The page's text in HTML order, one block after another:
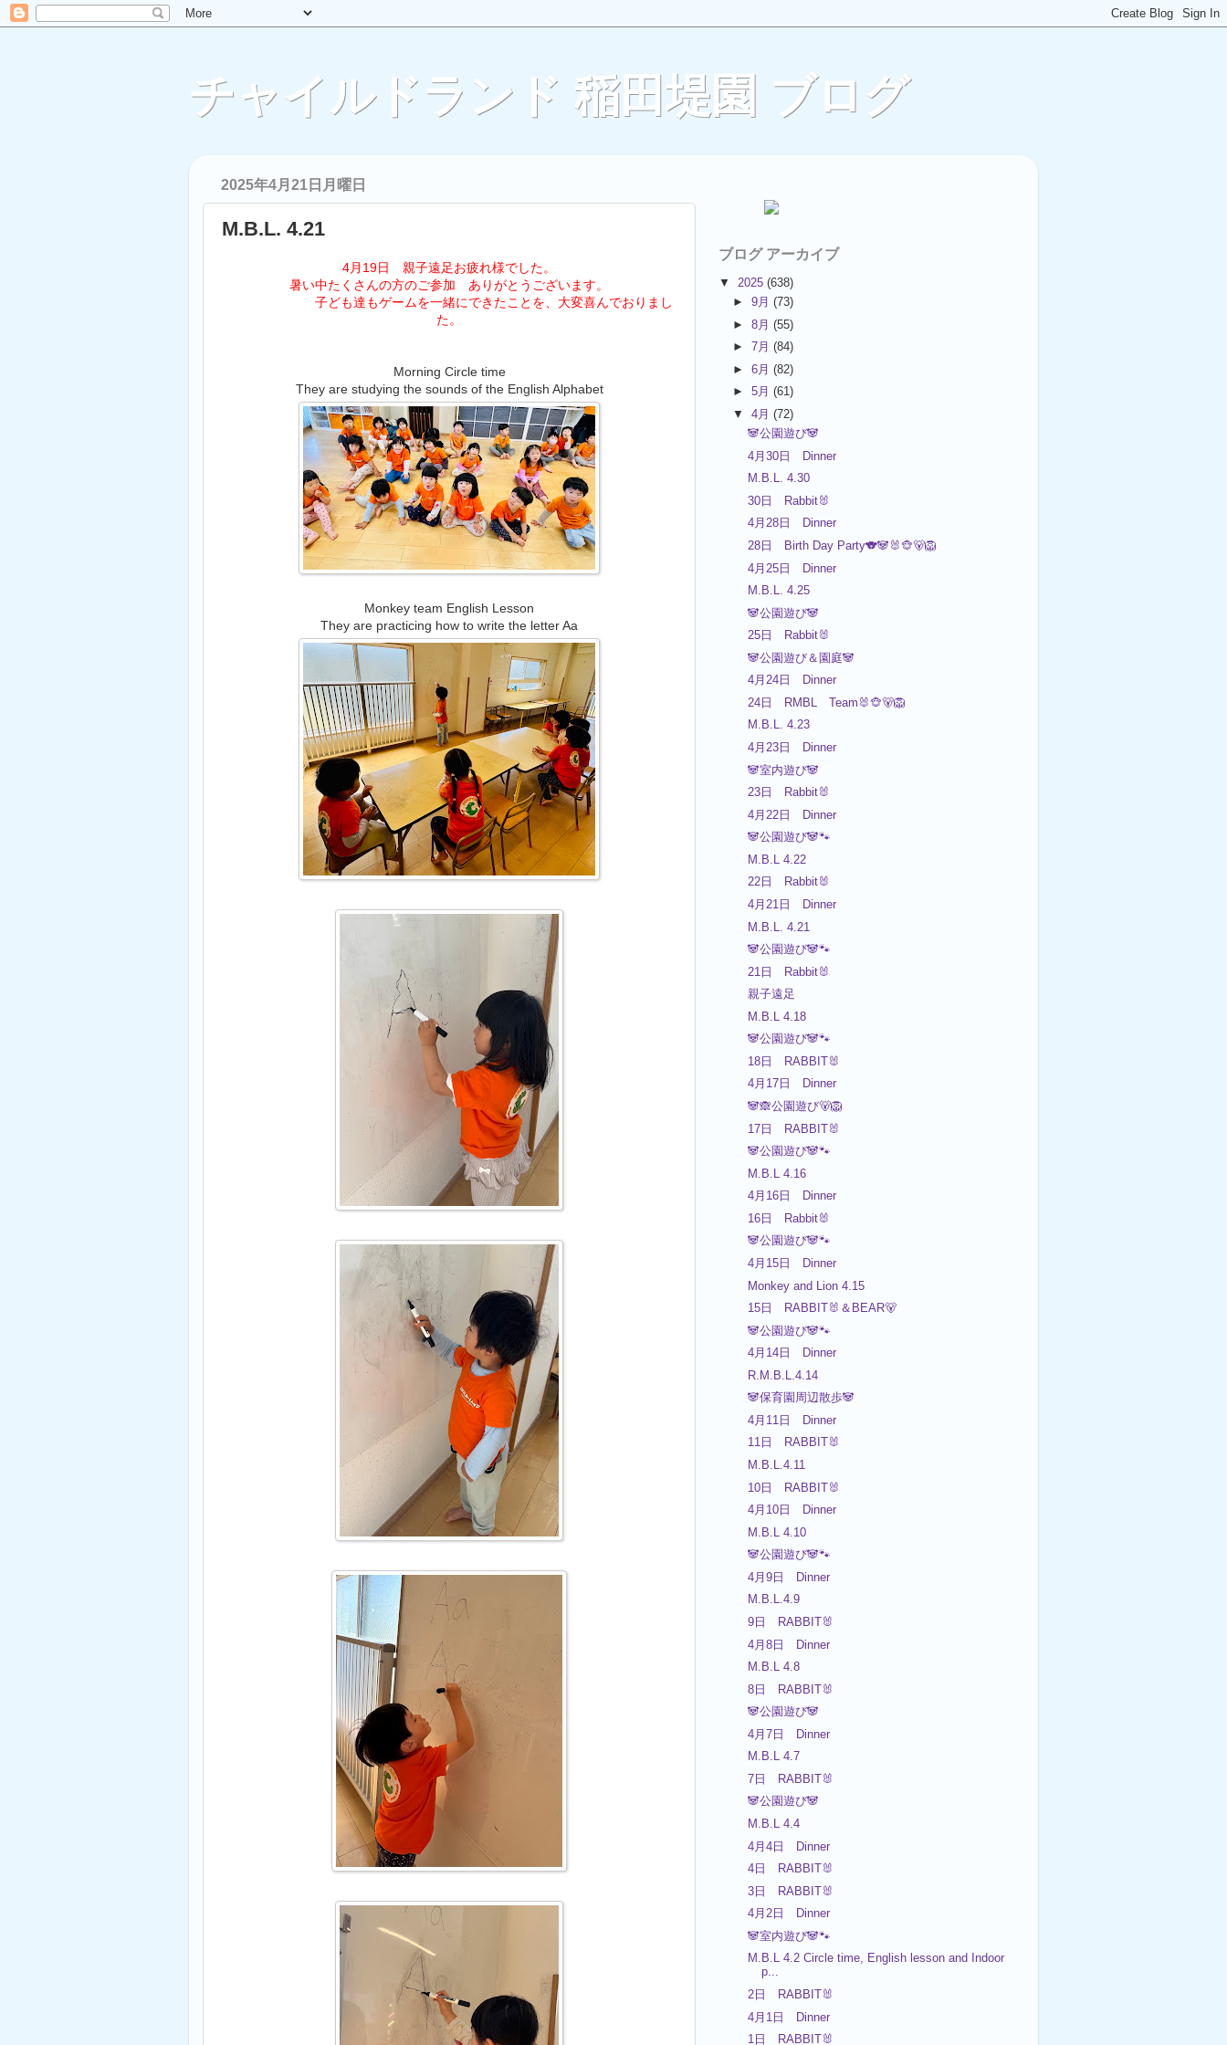
チャイルドランド 稲田堤園 ブログ
2025年4月21日月曜日
M.B.L. 4.21
4月19日 親子遠足お疲れ様でした。
暑い中たくさんの方のご参加 ありがとうございます。
子ども達もゲームを一緒にできたことを、大変喜んでおりまし
た。
Morning Circle time
They are studying the sounds of the English Alphabet
Monkey team English Lesson
They are practicing how to write the letter Aa
ブログ アーカイブ
▼ 2025 (638)
►9月(73)
►8月(55)
►7月(84)
►6月(82)
►5月(61)
▼4月(72)
🐼公園遊び🐼
4月30日 Dinner
M.B.L. 4.30
30日 Rabbit🐰
4月28日 Dinner
28日 Birth Day Party🐨🐼🐰🐵🐻🦁
4月25日 Dinner
M.B.L. 4.25
🐼公園遊び🐼
25日 Rabbit🐰
🐼公園遊び＆園庭🐼
4月24日 Dinner
24日 RMBL Team🐰🐵🐻🦁
M.B.L. 4.23
4月23日 Dinner
🐼室内遊び🐼
23日 Rabbit🐰
4月22日 Dinner
🐼公園遊び🐼🐾
M.B.L 4.22
22日 Rabbit🐰
4月21日 Dinner
M.B.L. 4.21
🐼公園遊び🐼🐾
21日 Rabbit🐰
親子遠足
M.B.L 4.18
🐼公園遊び🐼🐾
18日 RABBIT🐰
4月17日 Dinner
🐼🙈公園遊び🐻‍🦁
17日 RABBIT🐰
🐼公園遊び🐼🐾
M.B.L 4.16
4月16日 Dinner
16日 Rabbit🐰
🐼公園遊び🐼🐾
4月15日 Dinner
Monkey and Lion 4.15
15日 RABBIT🐰＆BEAR🐻
🐼公園遊び🐼🐾
4月14日 Dinner
R.M.B.L.4.14
🐼保育園周辺散歩🐼
4月11日 Dinner
11日 RABBIT🐰
M.B.L.4.11
10日 RABBIT🐰
4月10日 Dinner
M.B.L 4.10
🐼公園遊び🐼🐾
4月9日 Dinner
M.B.L.4.9
9日 RABBIT🐰
4月8日 Dinner
M.B.L 4.8
8日 RABBIT🐰
🐼公園遊び🐼
4月7日 Dinner
M.B.L 4.7
7日 RABBIT🐰
🐼公園遊び🐼
M.B.L 4.4
4月4日 Dinner
4日 RABBIT🐰
3日 RABBIT🐰
4月2日 Dinner
🐼室内遊び🐼🐾
M.B.L 4.2 Circle time, English lesson and Indoor
p...
2日 RABBIT🐰
4月1日 Dinner
1日 RABBIT🐰